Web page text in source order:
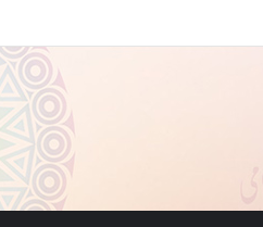
اصول نہج البلاغہ کی روشنی میں